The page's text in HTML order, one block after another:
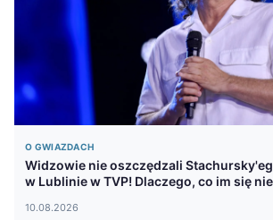
O GWIAZDACH
Widzowie nie oszczędzali
w Lublinie w TVP! Dlaczego, co im się
10.08.2026